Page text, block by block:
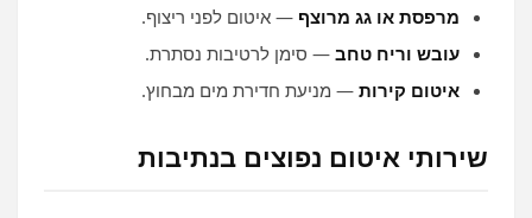
מרפסת או גג מרוצף — איטום לפני ריצוף.
עובש וריח טחב — סימן לרטיבות נסתרת.
איטום קירות — מניעת חדירת מים מבחוץ.
שירותי איטום נפוצים בנתיבות